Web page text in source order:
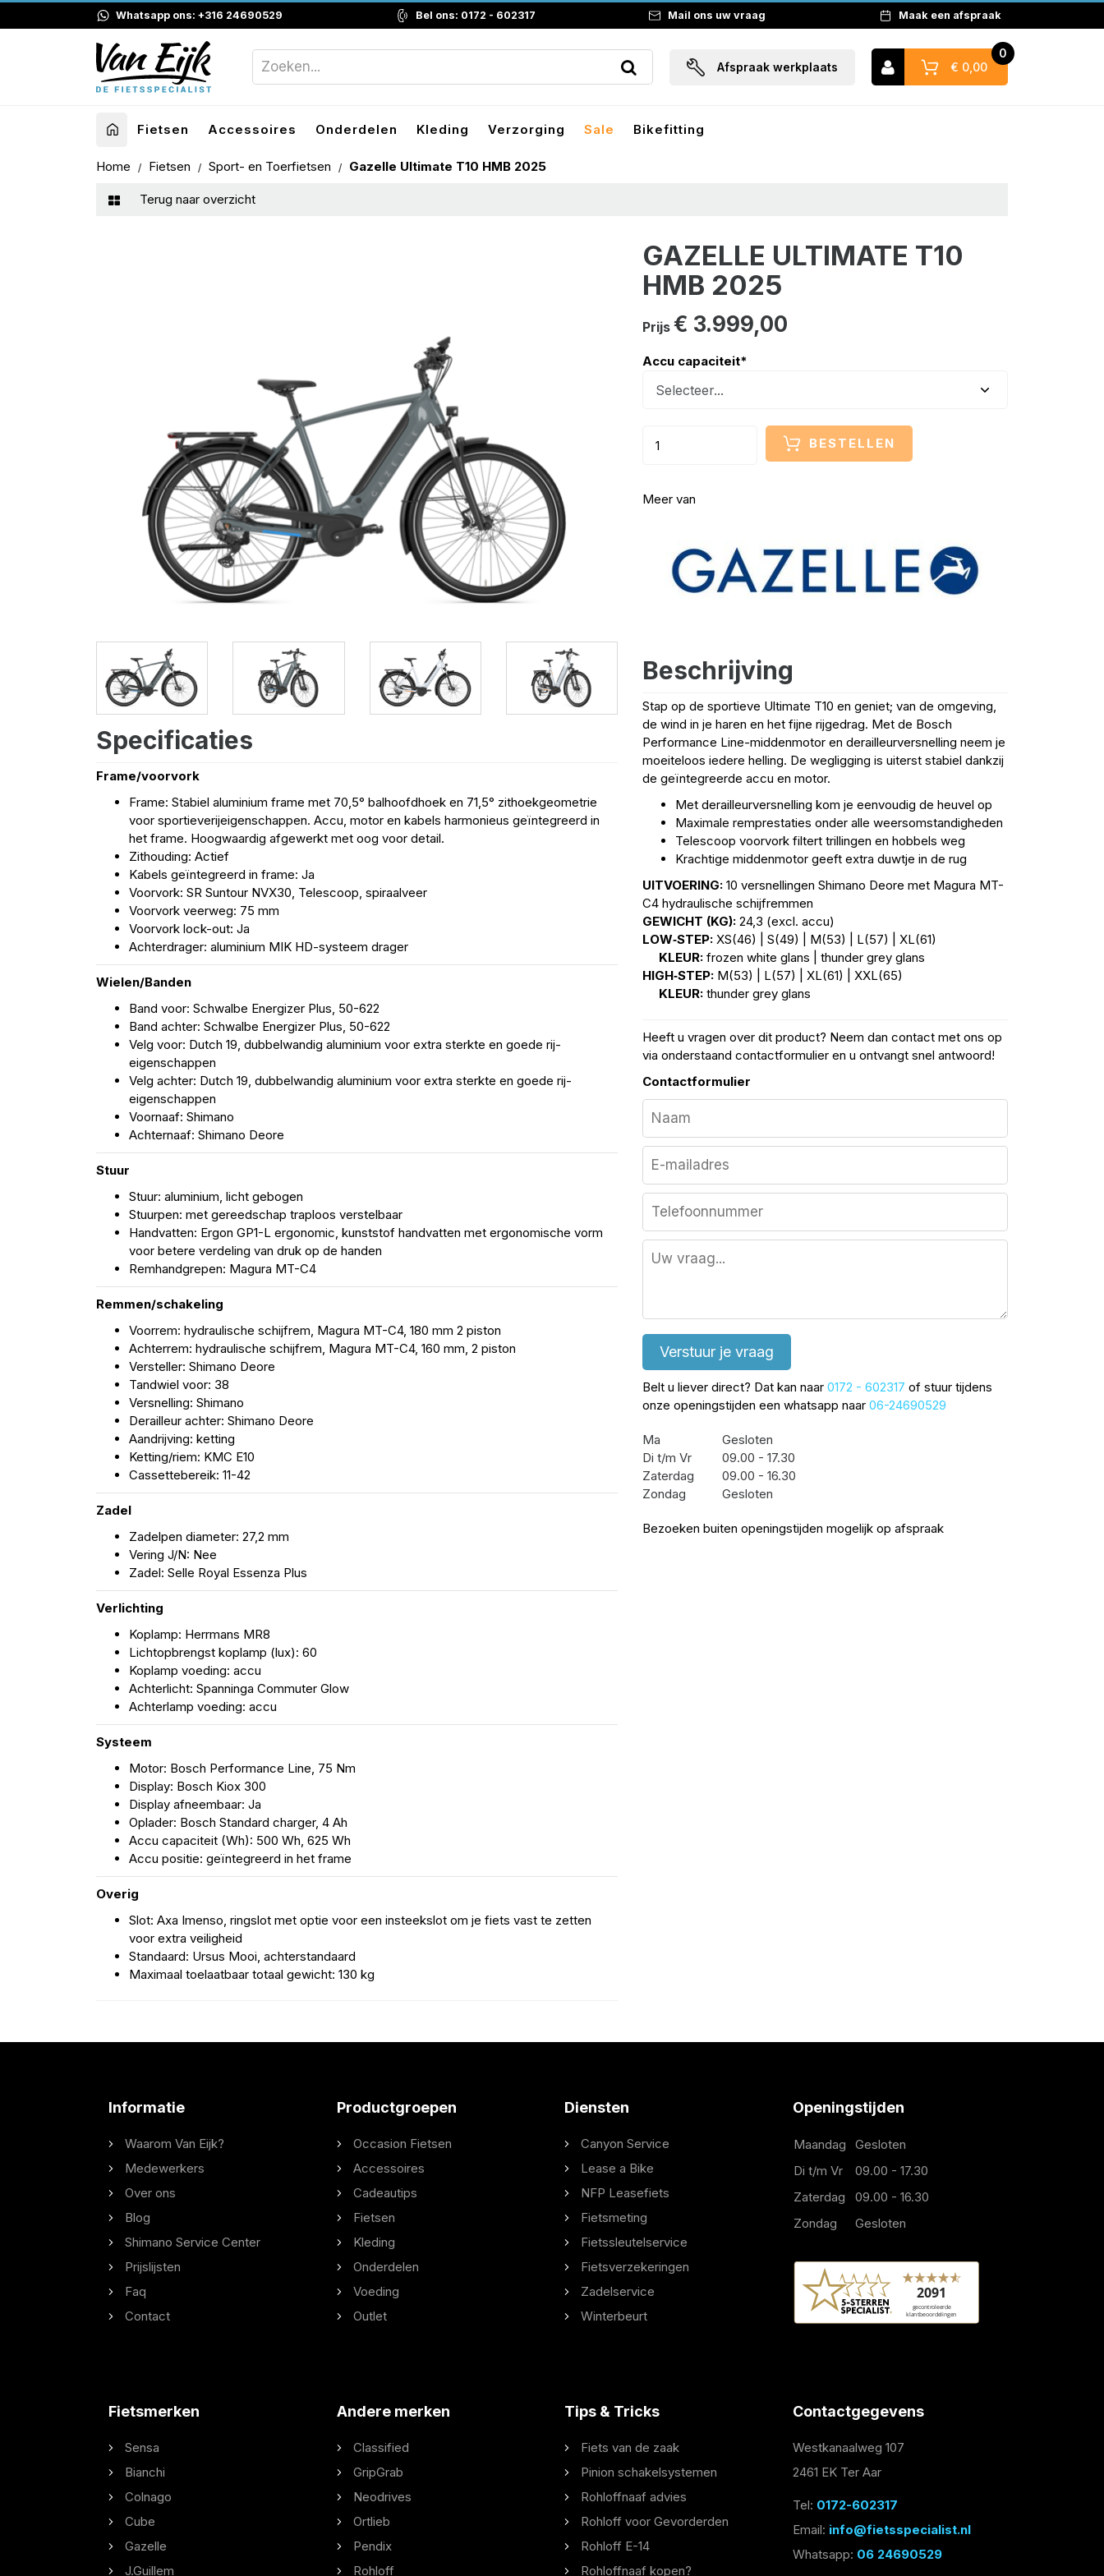
Whatsapp ons: +316 24690529 Bel ons: 0172 - 602317 Mail ons uw vraag Maak een afspraak
Afspraak werkplaats € 0,00
0
Fietsen Accessoires Onderdelen Kleding Verzorging Sale Bikefitting
Home Fietsen Sport- en Toerfietsen Gazelle Ultimate T10 HMB 2025
Terug naar overzicht
GAZELLE ULTIMATE T10
HMB 2025
Specificaties
Frame/voorvork
Frame: Stabiel aluminium frame met 70,5° balhoofdhoek en 71,5° zithoekgeometrie
voor sportieverijeigenschappen. Accu, motor en kabels harmonieus geïntegreerd in
het frame. Hoogwaardig afgewerkt met oog voor detail.
Zithouding: Actief
Kabels geïntegreerd in frame: Ja
Voorvork: SR Suntour NVX30, Telescoop, spiraalveer
Voorvork veerweg: 75 mm
Voorvork lock-out: Ja
Achterdrager: aluminium MIK HD-systeem drager
Wielen/Banden
Band voor: Schwalbe Energizer Plus, 50-622
Band achter: Schwalbe Energizer Plus, 50-622
Velg voor: Dutch 19, dubbelwandig aluminium voor extra sterkte en goede rij-
eigenschappen
Velg achter: Dutch 19, dubbelwandig aluminium voor extra sterkte en goede rij-
eigenschappen
Voornaaf: Shimano
Achternaaf: Shimano Deore
Stuur
Stuur: aluminium, licht gebogen
Stuurpen: met gereedschap traploos verstelbaar
Handvatten: Ergon GP1-L ergonomic, kunststof handvatten met ergonomische vorm
voor betere verdeling van druk op de handen
Remhandgrepen: Magura MT-C4
Remmen/schakeling
Voorrem: hydraulische schijfrem, Magura MT-C4, 180 mm 2 piston
Achterrem: hydraulische schijfrem, Magura MT-C4, 160 mm, 2 piston
Versteller: Shimano Deore
Tandwiel voor: 38
Versnelling: Shimano
Derailleur achter: Shimano Deore
Aandrijving: ketting
Ketting/riem: KMC E10
Cassettebereik: 11-42
Zadel
Zadelpen diameter: 27,2 mm
Vering J/N: Nee
Zadel: Selle Royal Essenza Plus
Verlichting
Koplamp: Herrmans MR8
Lichtopbrengst koplamp (lux): 60
Koplamp voeding: accu
Achterlicht: Spanninga Commuter Glow
Achterlamp voeding: accu
Systeem
Motor: Bosch Performance Line, 75 Nm
Display: Bosch Kiox 300
Display afneembaar: Ja
Oplader: Bosch Standard charger, 4 Ah
Accu capaciteit (Wh): 500 Wh, 625 Wh
Accu positie: geïntegreerd in het frame
Overig
Slot: Axa Imenso, ringslot met optie voor een insteekslot om je fiets vast te zetten
voor extra veiligheid
Standaard: Ursus Mooi, achterstandaard
Maximaal toelaatbaar totaal gewicht: 130 kg
Prijs € 3.999,00
Accu capaciteit*
BESTELLEN
Meer van
Beschrijving
Stap op de sportieve Ultimate T10 en geniet; van de omgeving,
de wind in je haren en het fijne rijgedrag. Met de Bosch
Performance Line-middenmotor en derailleurversnelling neem je
moeiteloos iedere helling. De wegligging is uiterst stabiel dankzij
de geïntegreerde accu en motor.
Met derailleurversnelling kom je eenvoudig de heuvel op
Maximale remprestaties onder alle weersomstandigheden
Telescoop voorvork filtert trillingen en hobbels weg
Krachtige middenmotor geeft extra duwtje in de rug
UITVOERING: 10 versnellingen Shimano Deore met Magura MT-
C4 hydraulische schijfremmen
GEWICHT (KG): 24,3 (excl. accu)
LOW‑STEP: XS(46) | S(49) | M(53) | L(57) | XL(61)
KLEUR: frozen white glans | thunder grey glans
HIGH‑STEP: M(53) | L(57) | XL(61) | XXL(65)
KLEUR: thunder grey glans
Heeft u vragen over dit product? Neem dan contact met ons op
via onderstaand contactformulier en u ontvangt snel antwoord!
Contactformulier
Verstuur je vraag
Belt u liever direct? Dat kan naar 0172 - 602317 of stuur tijdens
onze openingstijden een whatsapp naar 06-24690529
Ma
Gesloten
Di t/m Vr
09.00 - 17.30
Zaterdag
09.00 - 16.30
Zondag
Gesloten
Bezoeken buiten openingstijden mogelijk op afspraak
Informatie
Waarom Van Eijk?
Medewerkers
Over ons
Blog
Shimano Service Center
Prijslijsten
Faq
Contact
Productgroepen
Occasion Fietsen
Accessoires
Cadeautips
Fietsen
Kleding
Onderdelen
Voeding
Outlet
Diensten
Canyon Service
Lease a Bike
NFP Leasefiets
Fietsmeting
Fietssleutelservice
Fietsverzekeringen
Zadelservice
Winterbeurt
Openingstijden
Maandag
Gesloten
Di t/m Vr
09.00 - 17.30
Zaterdag
09.00 - 16.30
Zondag
Gesloten
Fietsmerken
Sensa
Bianchi
Colnago
Cube
Gazelle
J.Guillem
Andere merken
Classified
GripGrab
Neodrives
Ortlieb
Pendix
Rohloff
Tips & Tricks
Fiets van de zaak
Pinion schakelsystemen
Rohloffnaaf advies
Rohloff voor Gevorderden
Rohloff E-14
Rohloffnaaf kopen?
Contactgegevens
Westkanaalweg 107
2461 EK Ter Aar
Tel: 0172-602317
Email: info@fietsspecialist.nl
Whatsapp: 06 24690529